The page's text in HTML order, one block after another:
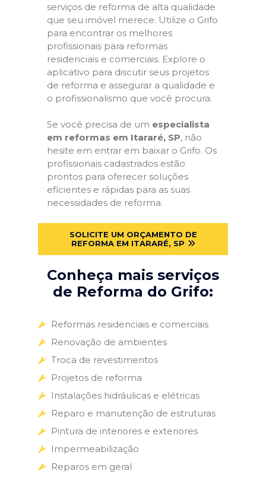
serviços de reforma de alta qualidade
que seu imóvel merece. Utilize o Grifo
para encontrar os melhores
profissionais para reformas
residenciais e comerciais. Explore o
aplicativo para discutir seus projetos
de reforma e assegurar a qualidade e
o profissionalismo que você procura.
Se você precisa de um especialista
em reformas em Itararé, SP, não
hesite em entrar em baixar o Grifo. Os
profissionais cadastrados estão
prontos para oferecer soluções
eficientes e rápidas para as suas
necessidades de reforma.
SOLICITE UM ORÇAMENTO DE
REFORMA EM ITARARÉ, SP
Conheça mais serviços
de Reforma do Grifo:
Reformas residenciais e comerciais
Renovação de ambientes
Troca de revestimentos
Projetos de reforma
Instalações hidráulicas e elétricas
Reparo e manutenção de estruturas
Pintura de interiores e exteriores
Impermeabilização
Reparos em geral